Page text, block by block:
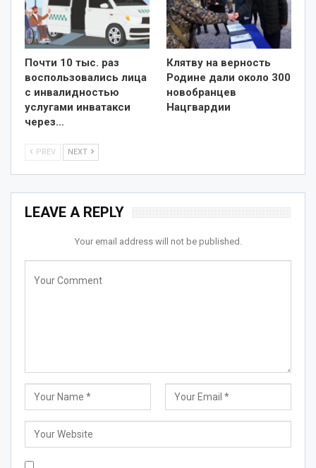
Почти 10 тыс. раз
воспользовались лица
с инвалидностью
услугами инватакси
через…
Клятву на верность
Родине дали около 300
новобранцев
Нацгвардии
PREV NEXT
LEAVE A REPLY
Your email address will not be published.